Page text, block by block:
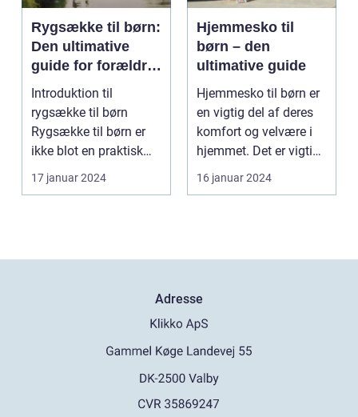
Rygsække til børn:
Den ultimative
guide for forældre
og børn
Introduktion til
rygsække til børn
Rygsække til børn er
ikke blot en praktisk
måde for dem at
trans...
17 januar 2024
Hjemmesko til
børn – den
ultimative guide
Hjemmesko til børn er
en vigtig del af deres
komfort og velvære i
hjemmet. Det er vigtigt
at vælge d...
16 januar 2024
Adresse